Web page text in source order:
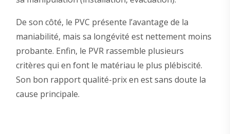
De son côté, le PVC présente l’avantage de la
maniabilité, mais sa longévité est nettement moins
probante. Enfin, le PVR rassemble plusieurs
critères qui en font le matériau le plus plébiscité.
Son bon rapport qualité-prix en est sans doute la
cause principale.